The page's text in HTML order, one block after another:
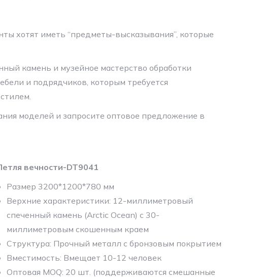
хотят иметь “предметы-высказывания”, которые
камень и музейное мастерство обработки
и подрядчиков, которым требуется
моделей и запросите оптовое предложение в
вечности-DT9041
Размер 3200*1200*780 мм
Верхние характеристики: 12-миллиметровый
спеченный камень (Arctic Ocean) с 30-
миллиметровым скошенным краем
Структура: Прочный металл с бронзовым покрытием
Вместимость: Вмещает 10-12 человек
Оптовая MOQ: 20 шт. (поддерживаются смешанные